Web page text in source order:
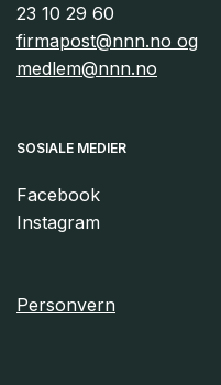
23 10 29 60
firmapost@nnn.no og
medlem@nnn.no
SOSIALE MEDIER
Facebook
Instagram
Personvern